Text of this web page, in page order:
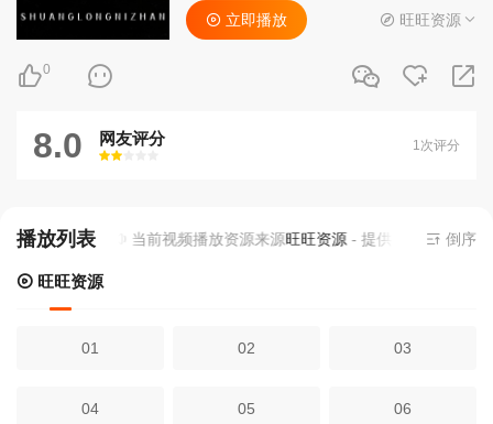
0
立即播放 旺旺资源
8.0 网友评分
很差
较差还行推荐力荐
1次评分
播放列表 当前视频播放资源来源旺旺资源- 提供为您免费在线观
倒序
旺旺资源
01 02 03
04 05 06